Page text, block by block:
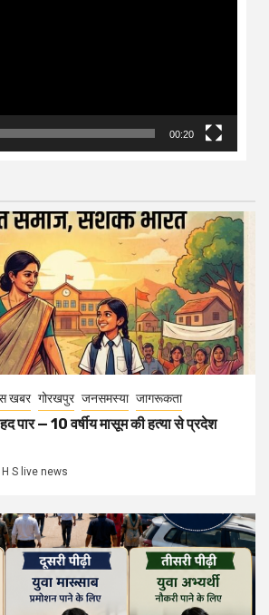
00:20
खबर गोरखपुर जनसमस्या जागरूकता
पार — 10 वर्षीय मासूम की हत्या से प्रदेश
H S live news